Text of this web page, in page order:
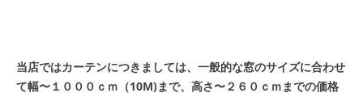
当店ではカーテンにつきましては、一般的な窓のサイズに合わせ
て幅〜１０００ｃｍ（10M)まで、高さ〜２６０ｃｍまでの価格